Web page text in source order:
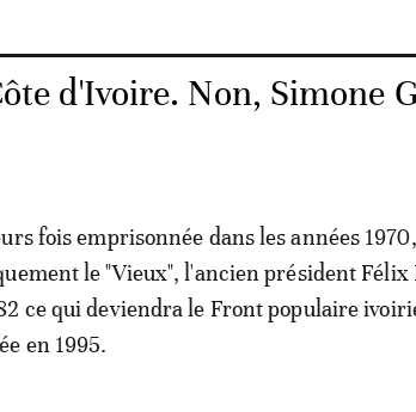
d'Ivoire. Non, Simone
fois emprisonnée dans les années
le "Vieux", l'ancien président Félix
ce qui deviendra le Front populaire
en 1995.